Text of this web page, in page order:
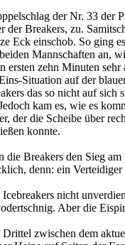
der Nr. 33 der
der Breakers, zu.
Eck einschob. So ging
Mannschaften an,
ersten zehn Minuten
Situation auf der
das so nicht auf
kam es, wie es
der die Scheibe über
konnte.
die Breakers den Sieg
denn: ein
nicht
Aber die
zwischen dem